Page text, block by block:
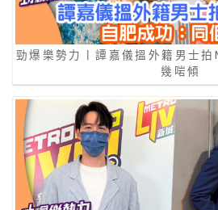
勁爆樂勢力丨譚嘉儀搵外籍男士
幾啱傾